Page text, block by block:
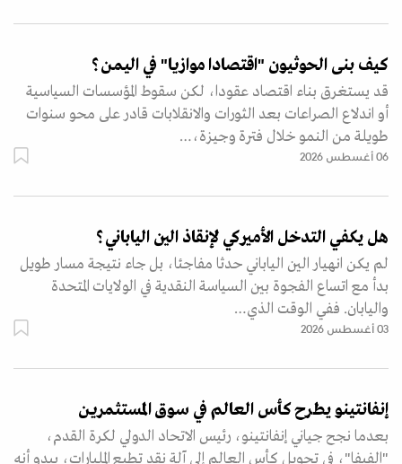
كيف بنى الحوثيون "اقتصادا موازيا" في اليمن؟
قد يستغرق بناء اقتصاد عقودا، لكن سقوط المؤسسات السياسية
أو اندلاع الصراعات بعد الثورات والانقلابات قادر على محو سنوات
طويلة من النمو خلال فترة وجيزة،…
06 أغسطس 2026
هل يكفي التدخل الأميركي لإنقاذ الين الياباني؟
لم يكن انهيار الين الياباني حدثا مفاجئا، بل جاء نتيجة مسار طويل
بدأ مع اتساع الفجوة بين السياسة النقدية في الولايات المتحدة
واليابان. ففي الوقت الذي…
03 أغسطس 2026
إنفانتينو يطرح كأس العالم في سوق المستثمرين
بعدما نجح جياني إنفانتينو، رئيس الاتحاد الدولي لكرة القدم،
"الفيفا"، في تحويل كأس العالم إلى آلة نقد تطبع المليارات، يبدو أنه